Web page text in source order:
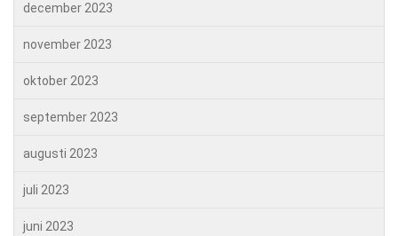
december 2023
november 2023
oktober 2023
september 2023
augusti 2023
juli 2023
juni 2023